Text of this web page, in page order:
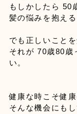
もしかしたら 50
髪の悩みを抱え
でも正しいこと
それが 70歳80歳
い。
健康な時こそ健
そんな機会にも